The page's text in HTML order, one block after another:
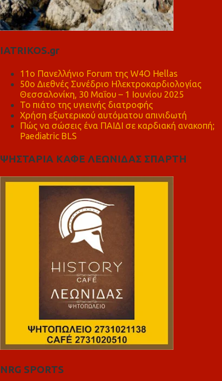
IATRIKOS.gr
11ο Πανελλήνιο Forum της W4O Hellas
50ο Διεθνές Συνέδριο Ηλεκτροκαρδιολογίας
Θεσσαλονίκη, 30 Μαΐου – 1 Ιουνίου 2025
Το πιάτο της υγιεινής διατροφής
Χρήση εξωτερικού αυτόματου απινιδωτή
Πώς να σώσεις ένα ΠΑΙΔΙ σε καρδιακή ανακοπή;
Paediatric BLS
ΨΗΣΤΑΡΙΑ ΚΑΦΕ ΛΕΩΝΙΔΑΣ ΣΠΑΡΤΗ
NRG SPORTS